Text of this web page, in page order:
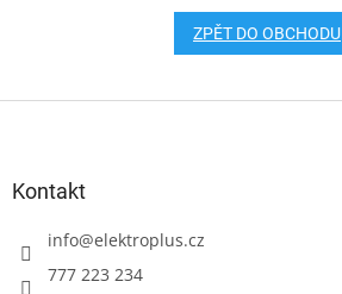
ZPĚT DO OBCHODU
Kontakt
info@elektroplus.cz
777 223 234